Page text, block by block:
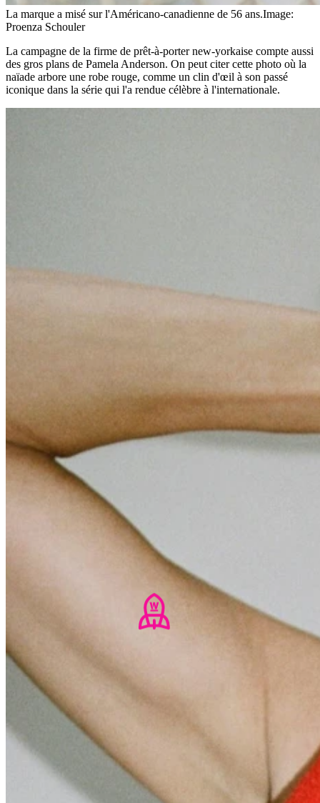
La marque a misé sur l'Américano-canadienne de 56 ans.Image:
Proenza Schouler
La campagne de la firme de prêt-à-porter new-yorkaise compte aussi
des gros plans de Pamela Anderson. On peut citer cette photo où la
naïade arbore une robe rouge, comme un clin d'œil à son passé
iconique dans la série qui l'a rendue célèbre à l'internationale.